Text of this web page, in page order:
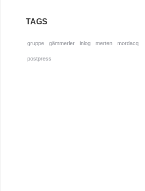
TAGS
gruppe gämmerler inlog merten mordacq
postpress